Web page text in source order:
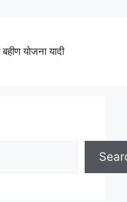
योजना यादी